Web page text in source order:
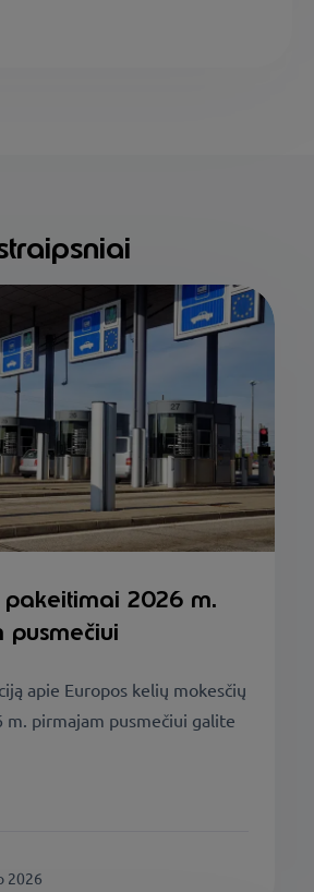
pakeitimai 2026 m.
pusmečiui
apie Europos kelių mokesčių
m. pirmajam pusmečiui galite
2026